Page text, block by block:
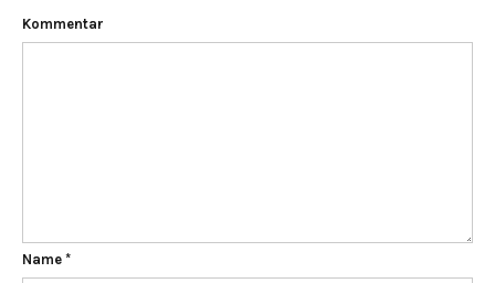
Kommentar
Name *